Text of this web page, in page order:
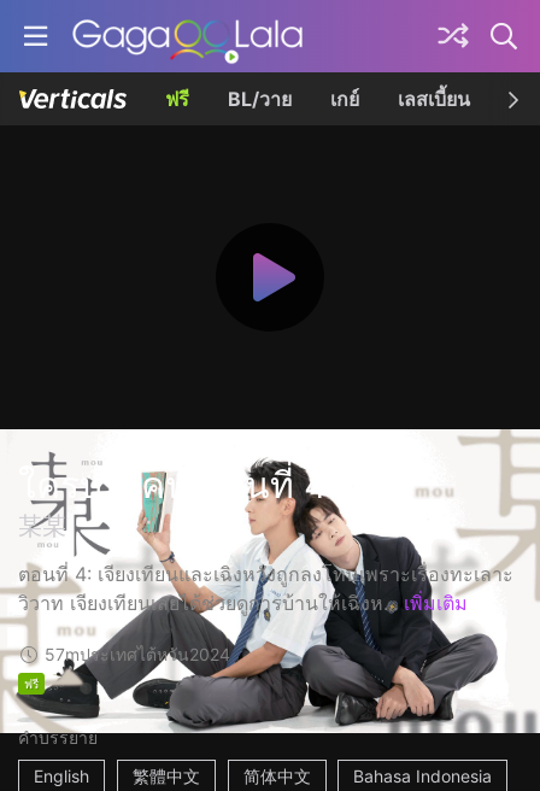
ฟรี BL/วาย เกย์ เลสเบี้ยน เค
ใครบางคน ตอนที่ 4
某某
ตอนที่ 4: เจียงเทียนและเฉิงหวังถูกลงโทษเพราะเรื่องทะเลาะ
วิวาท เจียงเทียนเลยได้ช่วยดูการบ้านให้เฉิงห... เพิ่มเติม
57mประเทศไต้หวัน2024
ฟรี
คำบรรยาย
English
繁體中文 简体中文 Bahasa Indonesia